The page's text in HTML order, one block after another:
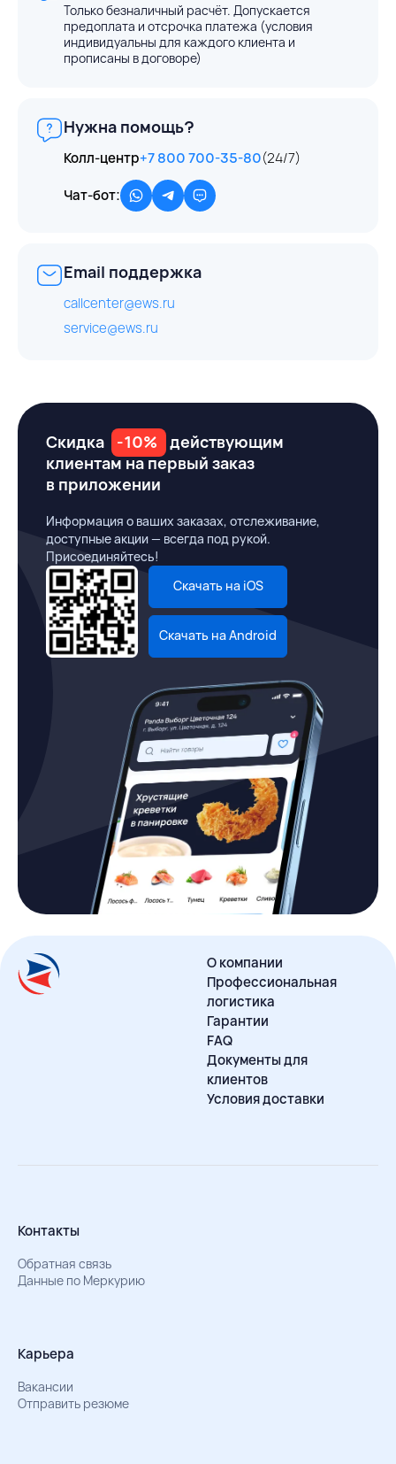
Только безналичный расчёт. Допускается
предоплата и отсрочка платежа (условия
индивидуальны для каждого клиента и
прописаны в договоре)
Нужна помощь?
Колл-центр+7 800 700-35-80(24/7)
Чат-бот:
Email поддержка
callcenter@ews.ru
service@ews.ru
Скидка -10%
действующим
клиентам на первый заказ
в приложении
Информация о ваших заказах, отслеживание,
доступные акции — всегда под рукой.
Присоединяйтесь!
Скачать на iOS
Скачать на Android
О компании
Профессиональная
логистика
Гарантии
FAQ
Документы для
клиентов
Условия доставки
Контакты
Обратная связь
Данные по Меркурию
Карьера
Вакансии
Отправить резюме